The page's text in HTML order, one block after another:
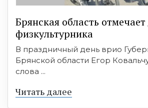
Брянская область
физкультурника
В праздничный день врио
Брянской области Егор
слова ...
Читать далее